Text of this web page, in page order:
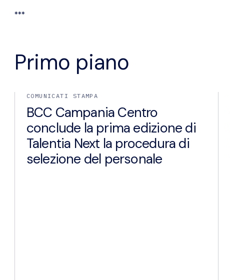
***
Primo piano
COMUNICATI STAMPA
BCC Campania Centro
conclude la prima edizione di
Talentia Next la procedura di
selezione del personale